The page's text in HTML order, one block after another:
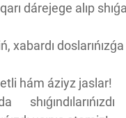
dárejege alıp
xabardı
hám áziyz jaslar!